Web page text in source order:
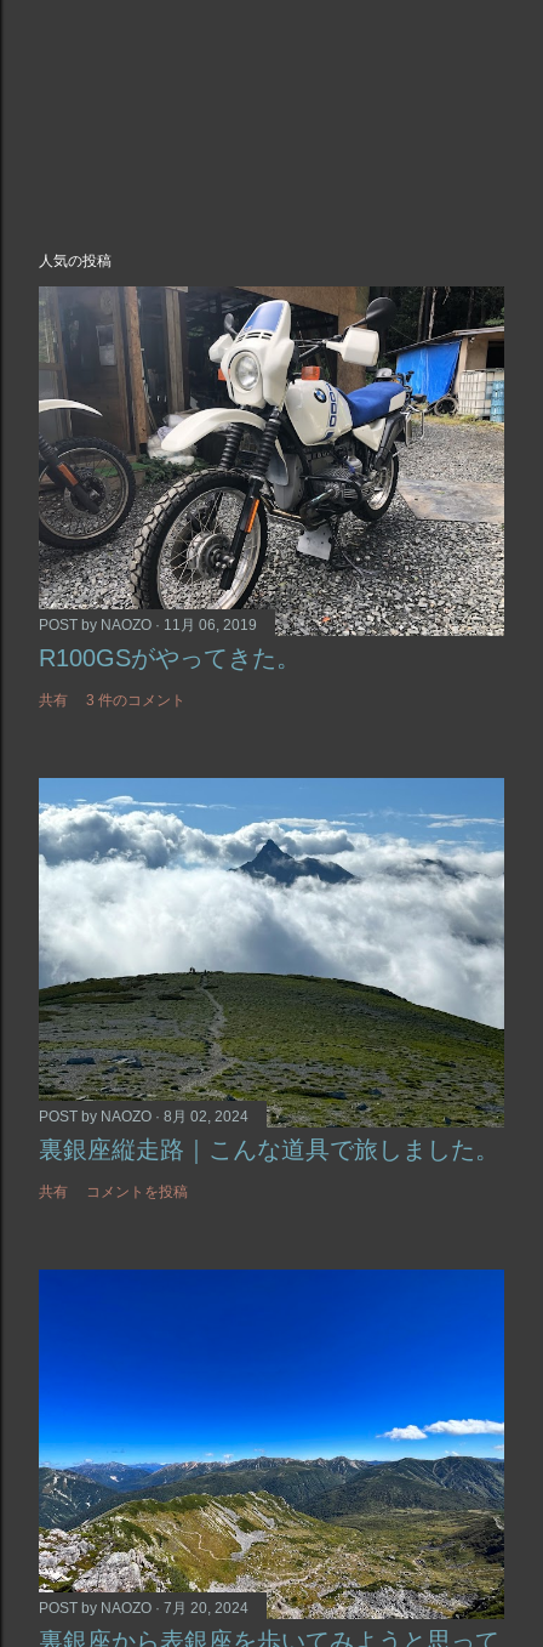
人気の投稿
POST by NAOZO 11月 06, 2019
R100GSがやってきた。
共有 3 件のコメント
POST by NAOZO 8月 02, 2024
裏銀座縦走路｜こんな道具で旅しました。
共有 コメントを投稿
POST by NAOZO 7月 20, 2024
裏銀座から表銀座を歩いてみようと思って